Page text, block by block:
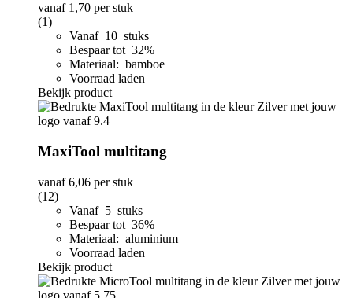
vanaf 1,70 per stuk
(1)
Vanaf 10 stuks
Bespaar tot 32%
Materiaal: bamboe
Voorraad laden
Bekijk product
MaxiTool multitang
vanaf6,06 per stuk
(12)
Vanaf 5 stuks
Bespaar tot 36%
Materiaal: aluminium
Voorraad laden
Bekijk product